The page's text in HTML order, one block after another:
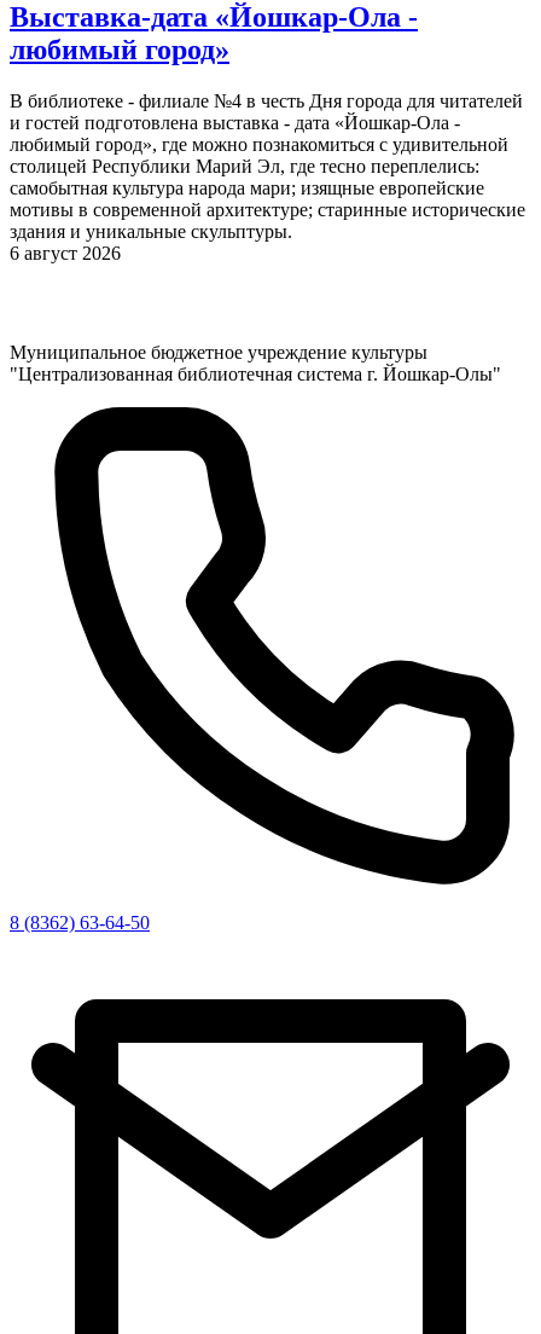
Выставка-дата «Йошкар-Ола -
любимый город»
В библиотеке - филиале №4 в честь Дня города для читателей
и гостей подготовлена выставка - дата «Йошкар-Ола -
любимый город», где можно познакомиться с удивительной
столицей Республики Марий Эл, где тесно переплелись:
самобытная культура народа мари; изящные европейские
мотивы в современной архитектуре; старинные исторические
здания и уникальные скульптуры.
6 август 2026
Муниципальное бюджетное учреждение культуры
"Централизованная библиотечная система г. Йошкар-Олы"
8 (8362) 63-64-50